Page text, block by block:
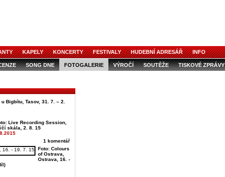
KAPELY KONCERTY FESTIVALY HUDEBNÍ ADRESÁŘ INFO
SONG DNE FOTOGALERIE VÝROČÍ SOUTĚŽE TISKOVÉ ZPRÁVY
Bigbítu, Tasov, 31. 7. – 2.
Live Recording Session,
skála, 2. 8. 15
1 komentář
Foto: Colours
of Ostrava,
Ostrava, 16. -